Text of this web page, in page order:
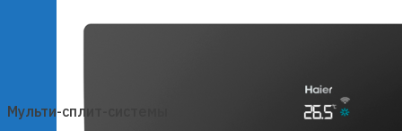
Мульти-сплит-системы